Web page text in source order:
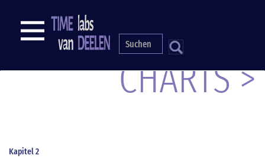
S
NAVIGATION
CHARTS >
Kapitel 2